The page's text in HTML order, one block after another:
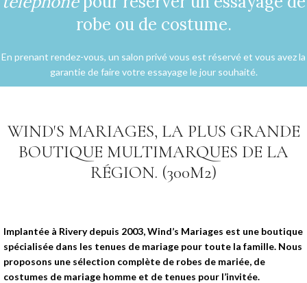
robe ou de costume.
En prenant rendez-vous, un salon privé vous est réservé et vous avez la
garantie de faire votre essayage le jour souhaité.
WIND'S MARIAGES, LA PLUS GRANDE
BOUTIQUE MULTIMARQUES DE LA
RÉGION. (300M2)
Implantée à Rivery depuis 2003, Wind’s Mariages est une boutique
spécialisée dans les tenues de mariage pour toute la famille. Nous
proposons une sélection complète de robes de mariée, de
costumes de mariage homme et de tenues pour l’invitée.